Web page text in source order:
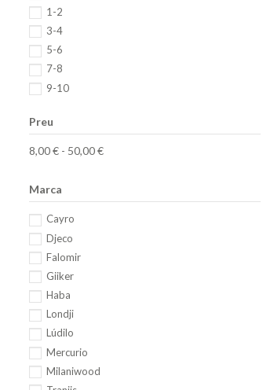
1-2
3-4
5-6
7-8
9-10
Preu
8,00 € - 50,00 €
Marca
Cayro
Djeco
Falomir
Giiker
Haba
Londji
Lúdilo
Mercurio
Milaniwood